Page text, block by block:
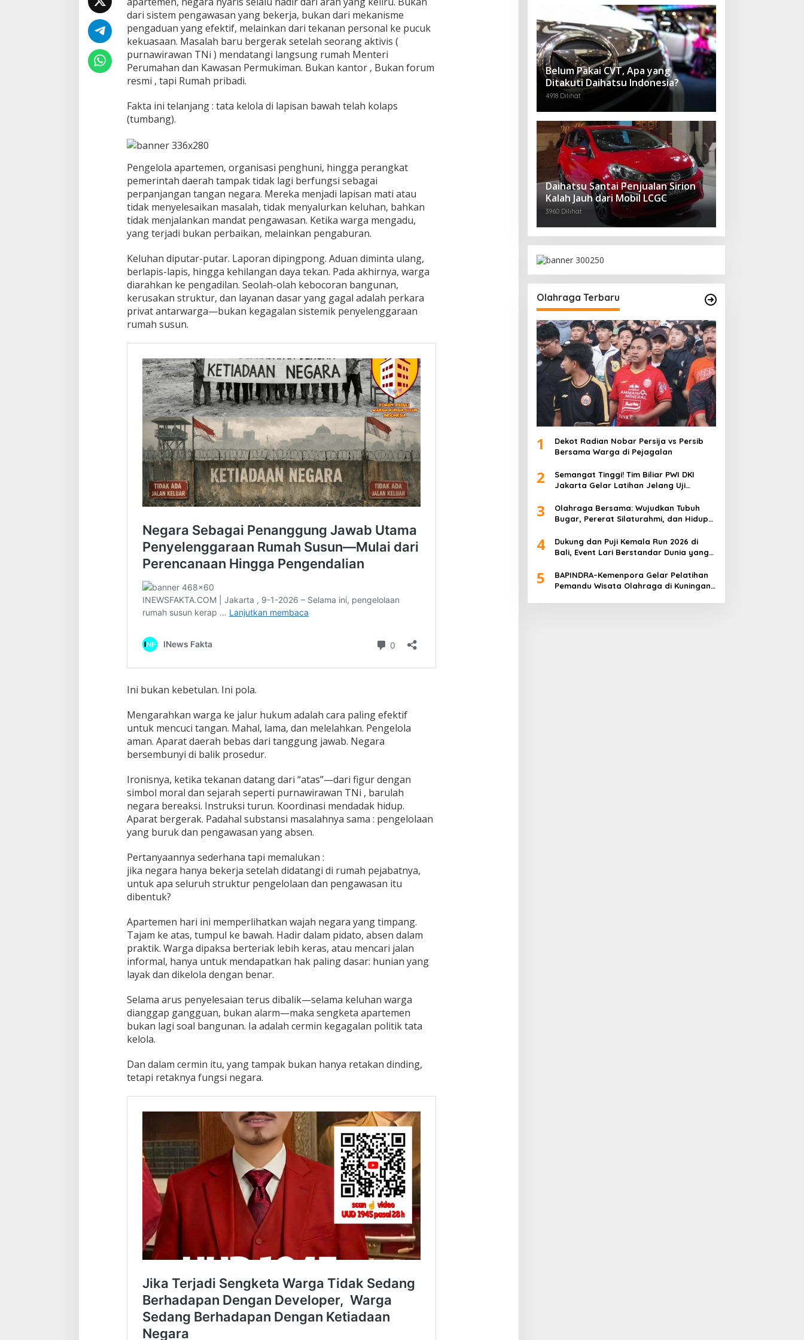
p
a
S
e
l
u
r
u
S
t
k
u
r
P
e
n
g
e
o
a
a
n
d
a
n
P
n
g
a
w
a
s
a
n
i
t
D
i
b
n
t
u
?
dari sistem pengawasan yang bekerja, bukan dari mekanisme
pengaduan yang efektif, melainkan dari tekanan personal ke pucuk
kekuasaan. Masalah baru bergerak setelah seorang aktivis (
purnawirawan TNi ) mendatangi langsung rumah Menteri
Perumahan dan Kawasan Permukiman. Bukan kantor , Bukan forum
resmi , tapi Rumah pribadi.
Fakta ini telanjang : tata kelola di lapisan bawah telah kolaps
(tumbang).
Pengelola apartemen, organisasi penghuni, hingga perangkat
pemerintah daerah tampak tidak lagi berfungsi sebagai
perpanjangan tangan negara. Mereka menjadi lapisan mati atau
tidak menyelesaikan masalah, tidak menyalurkan keluhan, bahkan
tidak menjalankan mandat pengawasan. Ketika warga mengadu,
yang terjadi bukan perbaikan, melainkan pengaburan.
Keluhan diputar-putar. Laporan dipingpong. Aduan diminta ulang,
berlapis-lapis, hingga kehilangan daya tekan. Pada akhirnya, warga
diarahkan ke pengadilan. Seolah-olah kebocoran bangunan,
kerusakan struktur, dan layanan dasar yang gagal adalah perkara
privat antarwarga—bukan kegagalan sistemik penyelenggaraan
rumah susun.
Ini bukan kebetulan. Ini pola.
Mengarahkan warga ke jalur hukum adalah cara paling efektif
untuk mencuci tangan. Mahal, lama, dan melelahkan. Pengelola
aman. Aparat daerah bebas dari tanggung jawab. Negara
bersembunyi di balik prosedur.
Ironisnya, ketika tekanan datang dari “atas”—dari figur dengan
simbol moral dan sejarah seperti purnawirawan TNi , barulah
negara bereaksi. Instruksi turun. Koordinasi mendadak hidup.
Aparat bergerak. Padahal substansi masalahnya sama : pengelolaan
yang buruk dan pengawasan yang absen.
Pertanyaannya sederhana tapi memalukan :
jika negara hanya bekerja setelah didatangi di rumah pejabatnya,
untuk apa seluruh struktur pengelolaan dan pengawasan itu
dibentuk?
Apartemen hari ini memperlihatkan wajah negara yang timpang.
Tajam ke atas, tumpul ke bawah. Hadir dalam pidato, absen dalam
praktik. Warga dipaksa berteriak lebih keras, atau mencari jalan
informal, hanya untuk mendapatkan hak paling dasar: hunian yang
layak dan dikelola dengan benar.
Selama arus penyelesaian terus dibalik—selama keluhan warga
dianggap gangguan, bukan alarm—maka sengketa apartemen
bukan lagi soal bangunan. Ia adalah cermin kegagalan politik tata
kelola.
Dan dalam cermin itu, yang tampak bukan hanya retakan dinding,
tetapi retaknya fungsi negara.
Belum Pakai CVT, Apa yang
Ditakuti Daihatsu Indonesia?
4918 Dilihat
Daihatsu Santai Penjualan Sirion
Kalah Jauh dari Mobil LCGC
3960 Dilihat
Olahraga Terbaru
1
Dekot Radian Nobar Persija vs Persib
Bersama Warga di Pejagalan
2
Semangat Tinggi! Tim Biliar PWI DKI
Jakarta Gelar Latihan Jelang Uji
3
Olahraga Bersama: Wujudkan Tubuh
Bugar, Pererat Silaturahmi, dan Hidup
4
Dukung dan Puji Kemala Run 2026 di
Bali, Event Lari Berstandar Dunia yang
5
BAPINDRA–Kemenpora Gelar Pelatihan
Pemandu Wisata Olahraga di Kuningan